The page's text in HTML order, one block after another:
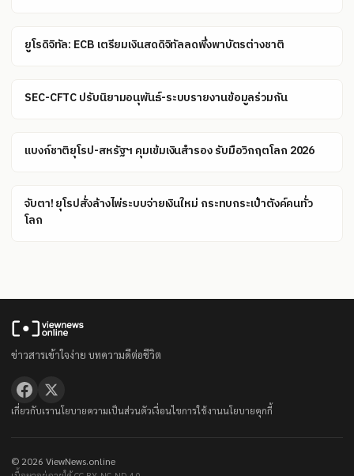
ยูโรดิจิทัล: ECB เตรียมเงินสดดิจิทัลลดพึ่งพาบัตรต่างชาติ
SEC-CFTC ปรับนิยามอนุพันธ์-ระบบรายงานข้อมูลร่วมกัน
แบงก์ชาติยุโรป-สหรัฐฯ คุมเข้มเงินสำรอง รับมือวิกฤตโลก 2026
จับตา! ยุโรปสั่งล้างไพ่ระบบจ่ายเงินใหม่ กระทบกระเป๋าตังค์คนทั่ว
โลก
ข่าวสารเข้าใจง่าย บทความดีต่อชีวิต
เกี่ยวกับเรานโยบายความเป็นส่วนตัวเงื่อนไขการใช้งานนโยบายคุกกี้
© 2026 ViewNews.online